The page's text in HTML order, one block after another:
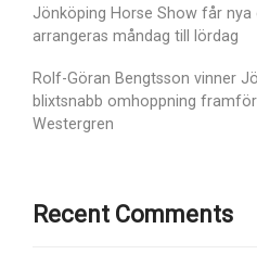
Jönköping Horse Show får nya
arrangeras måndag till lördag
Rolf-Göran Bengtsson vinner
blixtsnabb omhoppning
Westergren
Recent Comments